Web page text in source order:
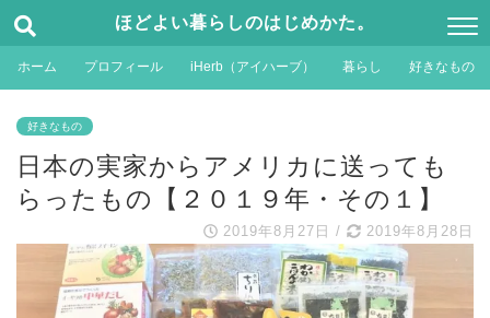
ほどよい暮らしのはじめかた。
ホーム プロフィール iHerb（アイハーブ） 暮らし 好きなもの
好きなもの
日本の実家からアメリカに送っても
らったもの【２０１９年・その１】
2019年8月27日 / 2019年8月28日